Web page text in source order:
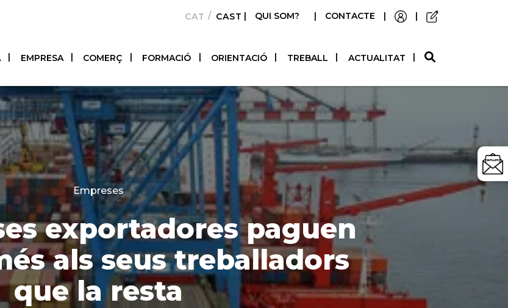
CATALÀCASTELLANO
| QUI SOM? | CONTACTE | |
EMPRESA COMERÇ FORMACIÓ ORIENTACIÓ TREBALL ACTUALITAT
Categories
Empreses
exportadores paguen
als seus treballadors
que la resta